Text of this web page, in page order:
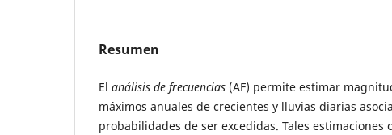
Resumen
El análisis de frecuencias (AF) permite estimar
máximos anuales de crecientes y lluvias diarias
probabilidades de ser excedidas. Tales estimaciones